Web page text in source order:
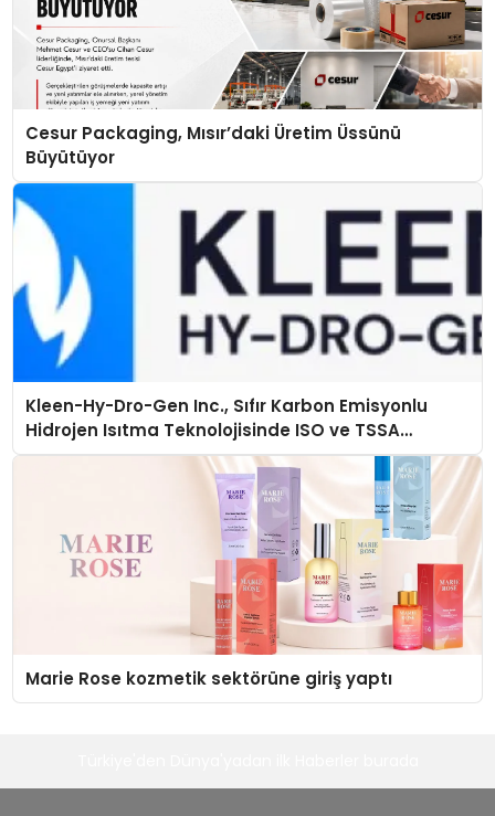
Cesur Packaging, Mısır’daki Üretim Üssünü
Büyütüyor
Kleen-Hy-Dro-Gen Inc., Sıfır Karbon Emisyonlu
Hidrojen Isıtma Teknolojisinde ISO ve TSSA
Düzenleyici Onaylarını Aldı
Marie Rose kozmetik sektörüne giriş yaptı